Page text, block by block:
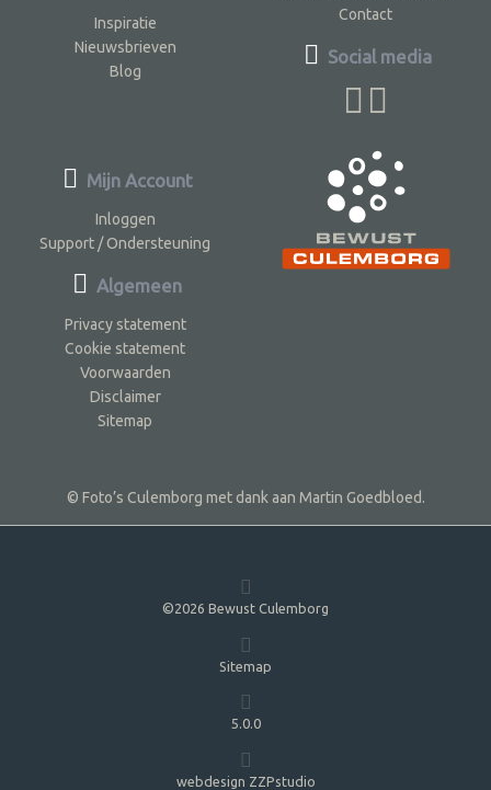
Inspiratie
Nieuwsbrieven
Blog
Contact
Social media
Mijn Account
Inloggen
Support / Ondersteuning
Algemeen
Privacy statement
Cookie statement
Voorwaarden
Disclaimer
Sitemap
© Foto’s Culemborg met dank aan Martin Goedbloed.
©2026 Bewust Culemborg
Sitemap
5.0.0
webdesign ZZPstudio